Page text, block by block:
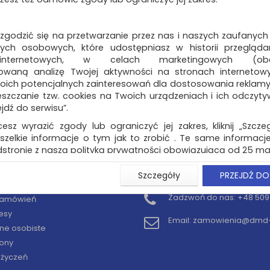
osobiste
KONTAKT
Zadzwoń do nas:+48 509
Email:
się na przetwarzanie przez nas i naszych
osobowych, które udostępniasz w historii
w celach marketingowych
analizę Twojej aktywności na stronach
potencjalnych zainteresowań dla dostosowania
tzw. cookies na Twoich urządzeniach i ich
do serwisu”.
wyrazić zgody lub ograniczyć jej zakres, kliknij
informacje o tym jak to zrobić . Te same
z naszą polityką prywatności obowiązującą od 25
użytkowników zalogowanych, aby umożliwić
i związane z tym prawidłowe działanie naszej
np. wysłanie potwierdzenia zamówienia na
Państwu prawidłowych informacji o promocjach
ważna jest Państwa wcześniejsza zgoda której
zgoda jest dobrowolna i można ją w dowolnym
(rozwiń)
Szczegóły PRZEJDŹ